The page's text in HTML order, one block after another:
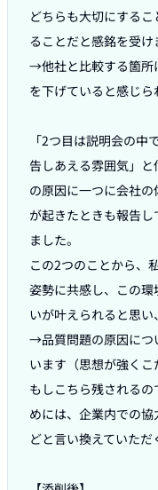
どちらも大切にする
ることだと感銘を受け
→他社と比較する箇所
を下げていると感じら
「2つ目は説明会の
告しあえる雰囲気」
の原因に一つに会社
が起きたときも報告
ました。
この2つのことから、
姿勢に共感し、この
いが叶えられると思い
→品質問題の原因につ
います（思想が強くこ
もしこちら残される
めには、企業内での
どと言い換えていただ